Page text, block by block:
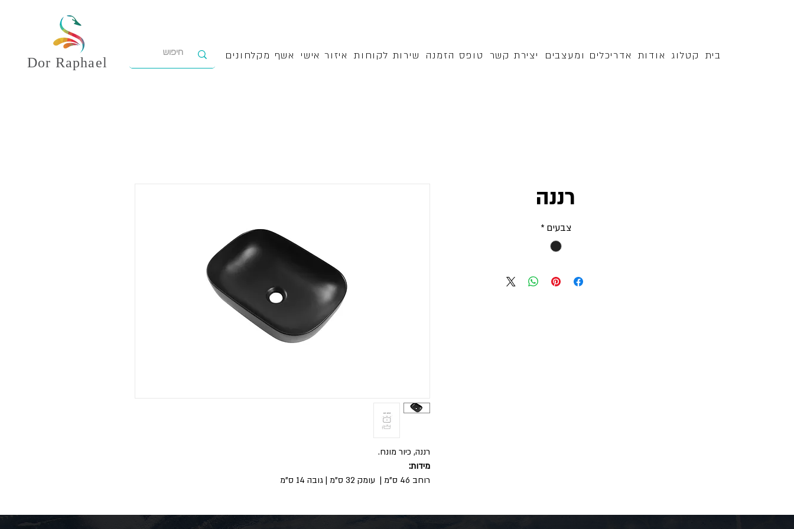
Dor Raphael בית קטלוג אודות אדריכלים ומעצבים יצירת קשר טופס הזמנה שירות לקוחות איזור אישי אשף מקלחונים
רננה, כיור מונח.
מידות:
רוחב 46 ס"מ | עומק 32 ס"מ | גובה 14 ס"מ
רננה
צבעים *